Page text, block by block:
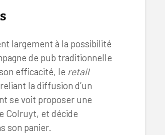
largement à la possibilité
de pub traditionnelle
efficacité, le retail
la diffusion d’un
se voit proposer une
Colruyt, et décide
son panier.